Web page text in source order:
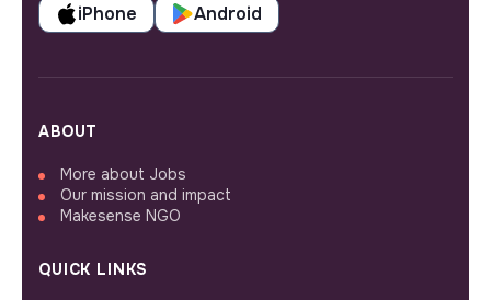
iPhone Android
ABOUT
More about Jobs
Our mission and impact
Makesense NGO
QUICK LINKS